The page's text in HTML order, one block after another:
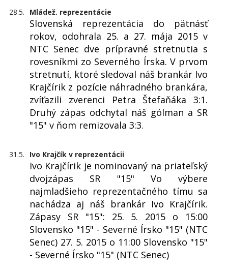
28.5. Mládež. reprezentácie
Slovenská reprezentácia do pätnásť
rokov, odohrala 25. a 27. mája 2015 v
NTC Senec dve prípravné stretnutia s
rovesníkmi zo Severného Írska. V prvom
stretnutí, ktoré sledoval náš brankár Ivo
Krajčírik z pozície náhradného brankára,
zvíťazili zverenci Petra Štefaňáka 3:1.
Druhý zápas odchytal náš gólman a SR
"15" v ňom remizovala 3:3.
31.5. Ivo Krajčík v reprezentácii
Ivo Krajčírik je nominovaný na priateľský
dvojzápas SR "15" Vo výbere
najmladšieho reprezentačného tímu sa
nachádza aj náš brankár Ivo Krajčírik.
Zápasy SR "15": 25. 5. 2015 o 15:00
Slovensko "15" - Severné Írsko "15" (NTC
Senec) 27. 5. 2015 o 11:00 Slovensko "15"
- Severné Írsko "15" (NTC Senec)